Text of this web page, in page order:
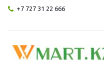
+7 727 31 22 666